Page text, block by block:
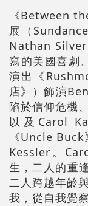
《Between
展（
Nathan
寫的美國喜劇
演出《
店》）飾演
陷於信仰危機
以及Carol
《Uncle
Kessler。
生，二人的重
二人跨越年齡
我，從自我覺